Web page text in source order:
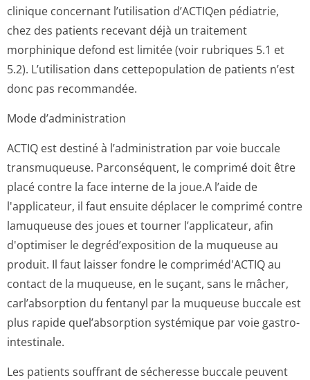
clinique concernant l’utilisation d’ACTIQen pédiatrie,
chez des patients recevant déjà un traitement
morphinique defond est limitée (voir rubriques 5.1 et
5.2). L’utilisation dans cettepopulation de patients n’est
donc pas recommandée.
Mode d’administration
ACTIQ est destiné à l’administration par voie buccale
transmuqueuse. Parconséquent, le comprimé doit être
placé contre la face interne de la joue.A l’aide de
l'applicateur, il faut ensuite déplacer le comprimé contre
lamuqueuse des joues et tourner l’applicateur, afin
d'optimiser le degréd’exposition de la muqueuse au
produit. Il faut laisser fondre le compriméd'ACTIQ au
contact de la muqueuse, en le suçant, sans le mâcher,
carl’absorption du fentanyl par la muqueuse buccale est
plus rapide quel’absorption systémique par voie gastro-
intestinale.
Les patients souffrant de sécheresse buccale peuvent